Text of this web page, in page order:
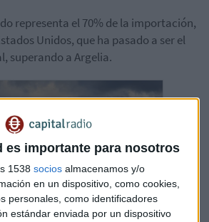
es importante para nosotros
1538 socios almacenamos y/o
en un dispositivo, como cookies,
personales, como identificadores
estándar enviada por un dispositivo
representa el 70% de la importación,
Unidos, que ha pasado a ser el
superando a Argelia.